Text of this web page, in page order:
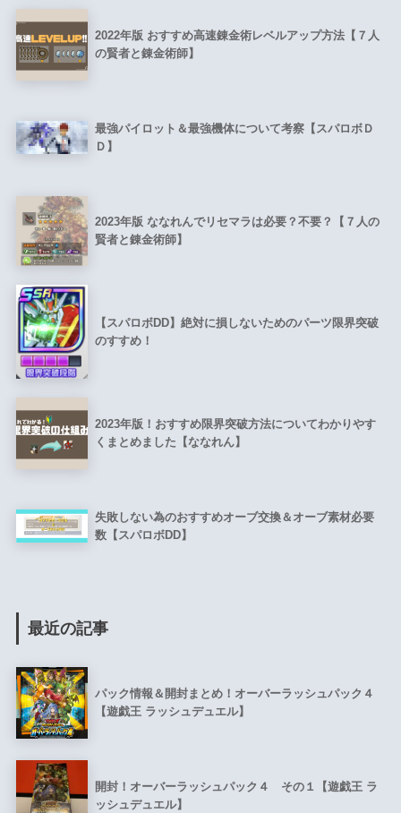
2022年版 おすすめ高速錬金術レベルアップ方法【７人
の賢者と錬金術師】
最強パイロット＆最強機体について考察【スパロボＤ
Ｄ】
2023年版 ななれんでリセマラは必要？不要？【７人の
賢者と錬金術師】
【スパロボDD】絶対に損しないためのパーツ限界突破
のすすめ！
2023年版！おすすめ限界突破方法についてわかりやす
くまとめました【ななれん】
失敗しない為のおすすめオーブ交換＆オーブ素材必要
数【スパロボDD】
最近の記事
パック情報＆開封まとめ！オーバーラッシュパック４
【遊戯王 ラッシュデュエル】
開封！オーバーラッシュパック４ その１【遊戯王 ラ
ッシュデュエル】